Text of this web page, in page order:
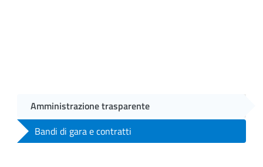
Amministrazione trasparente
Bandi di gara e contratti